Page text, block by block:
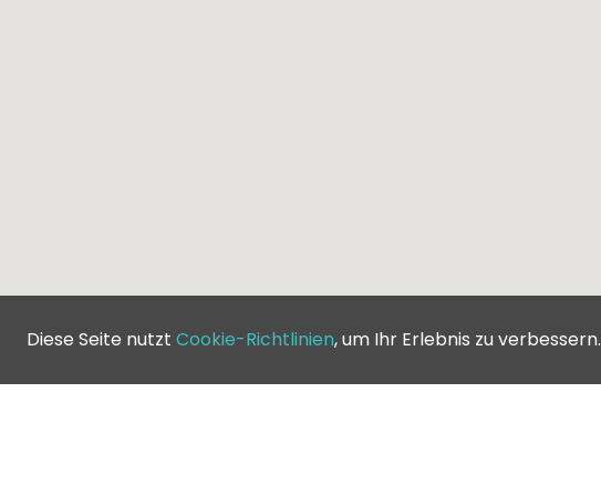
Diese Seite nutzt Cookie-Richtlinien, um Ihr Erlebnis zu verbessern.